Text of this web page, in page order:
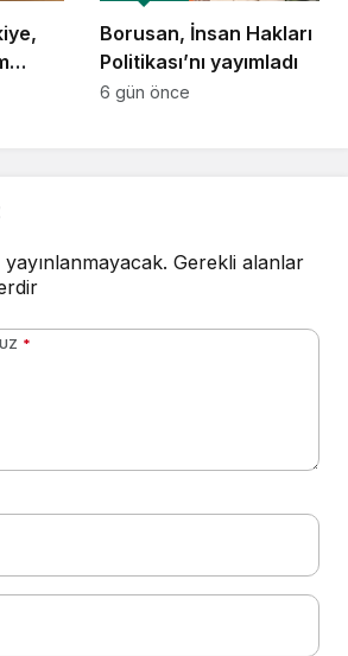
Borusan, İnsan Hakları
Politikası’nı yayımladı
6 gün önce
Gerekli alanlar
*